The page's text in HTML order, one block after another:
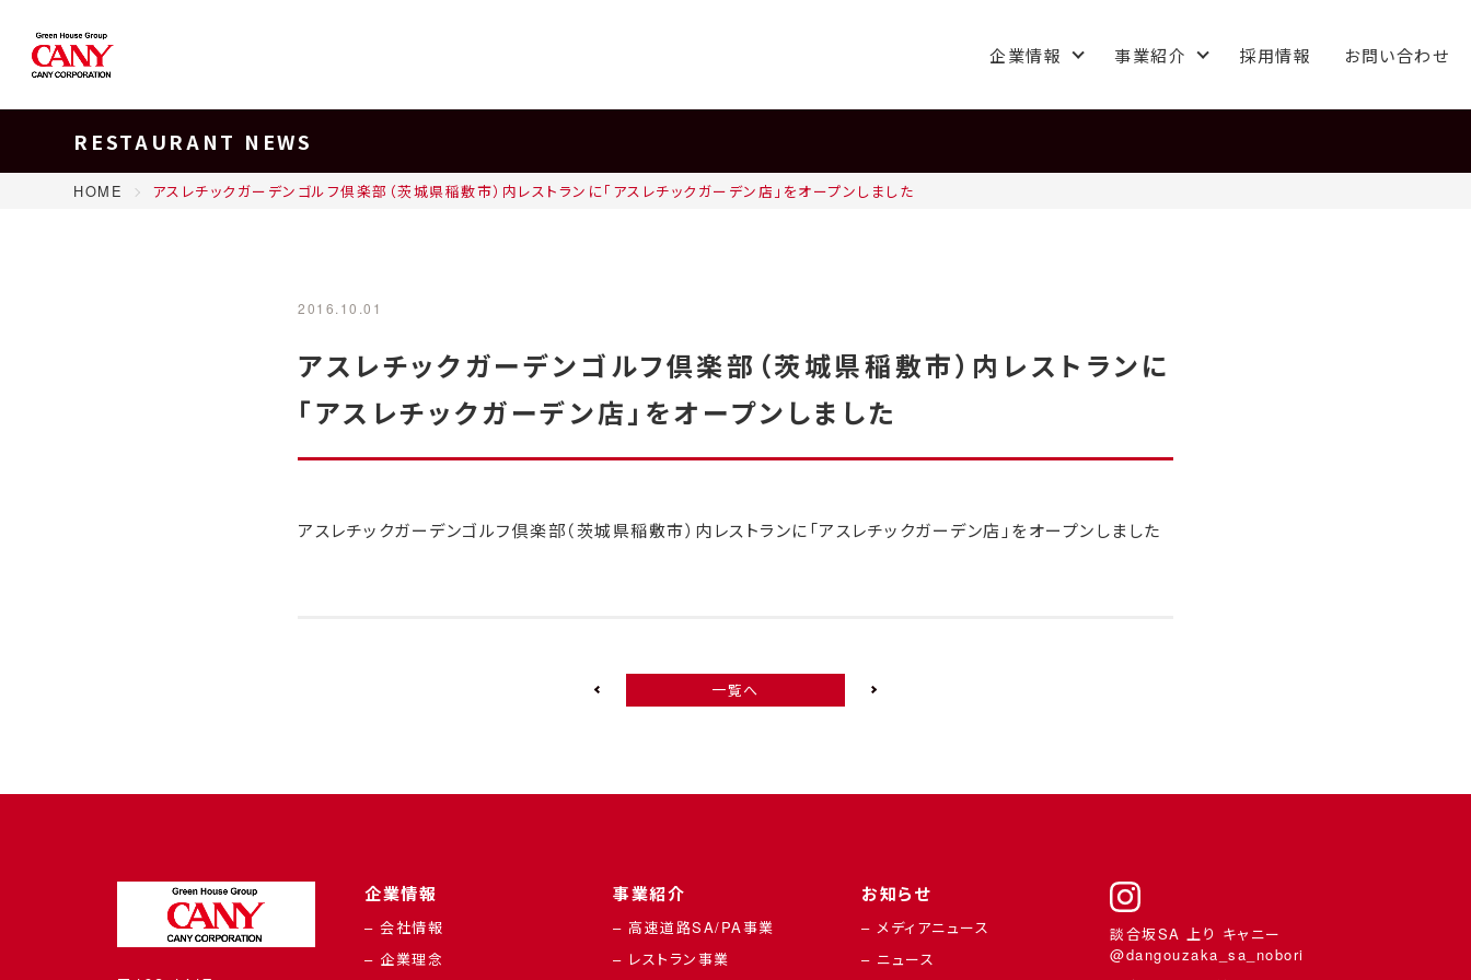
企業情報 事業紹介 採用情報 お問い合わせ
RESTAURANT NEWS
HOME アスレチックガーデンゴルフ倶楽部（茨城県稲敷市）内レストランに「アスレチックガーデン店」をオープンしました
2016.10.01
アスレチックガーデンゴルフ倶楽部（茨城県稲敷市）内レストランに
「アスレチックガーデン店」をオープンしました
アスレチックガーデンゴルフ倶楽部（茨城県稲敷市）内レストランに「アスレチックガーデン店」をオープンしました
一覧へ
企業情報
– 会社情報
– 企業理念
事業紹介
– 高速道路SA/PA事業
– レストラン事業
お知らせ
– メディアニュース
– ニュース
談合坂SA 上り キャニー
@dangouzaka_sa_nobori